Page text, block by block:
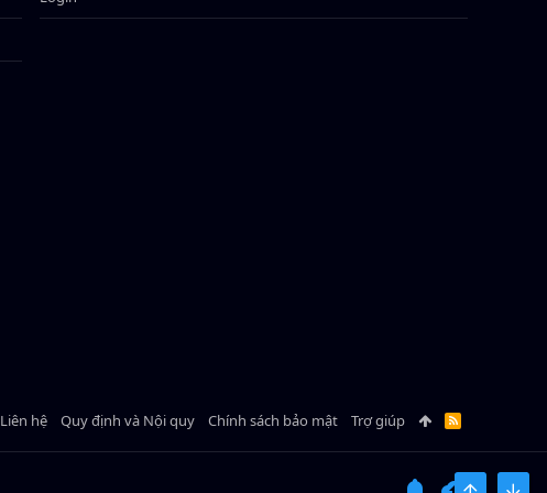
Liên hệ Quy định và Nội quy Chính sách bảo mật Trợ giúp
R
S
S